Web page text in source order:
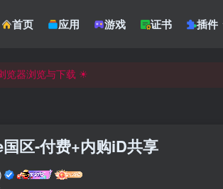
首页 应用 游戏 证书 插件
微信:15504815558
微信:15504815558
区-付费+内购iD共享